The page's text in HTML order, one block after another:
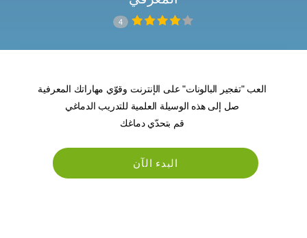
4
العب "تفجير البالونات" على الإنترنت وقوّي مهاراتك المعرفية
صل إلى هذه الوسيلة العلمية للتدريب الدماغي
قم بتحدّي دماغك
البدء الآن